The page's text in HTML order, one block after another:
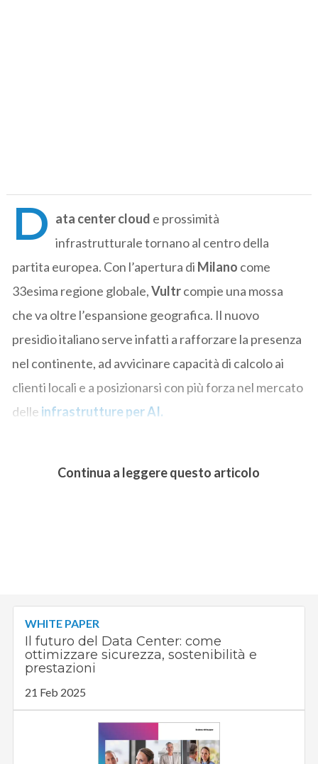
D ata center cloud e prossimità
infrastrutturale tornano al centro della
partita europea. Con l’apertura di Milano come
33esima regione globale,Vultrcompie una mossa
che va oltre l’espansione geografica. Il nuovo
presidio italiano serve infatti a rafforzare la presenza
nel continente, ad avvicinare capacità di calcolo ai
clienti locali e a posizionarsi con più forza nel mercato
delle infrastrutture perAI.
Continua a leggere questo articolo
WHITE PAPER
Il futuro del Data Center: come
ottimizzare sicurezza, sostenibilità e
prestazioni
21 Feb 2025